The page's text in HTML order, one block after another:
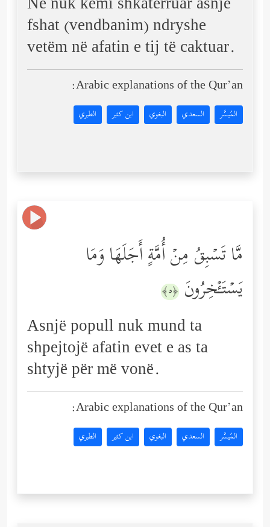
fshat (vendbanim) ndryshe
vetëm në afatin e tij të caktuar.
Arabic explanations of the Qur’an:
المُيسَّر السعدي البغوي ابن كثير الطبري
مَّا تَسۡبِقُ مِنۡ أُمَّةٍ أَجَلَهَا وَمَا
یَسۡتَـٔۡخِرُونَ ﴿٥﴾
Asnjë popull nuk mund ta
shpejtojë afatin evet e as ta
shtyjë për më vonë.
Arabic explanations of the Qur’an:
المُيسَّر السعدي البغوي ابن كثير الطبري